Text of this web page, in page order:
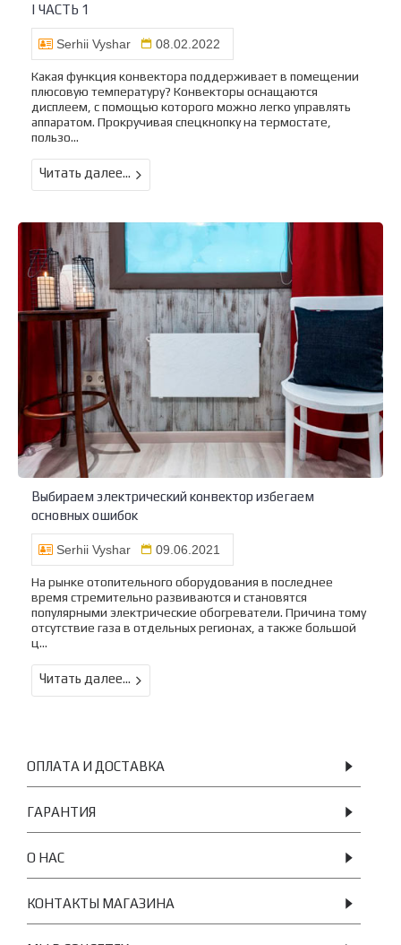
| ЧАСТЬ 1
Serhii Vyshar 08.02.2022
Какая функция конвектора поддерживает в помещении
плюсовую температуру? Конвекторы оснащаются
дисплеем, с помощью которого можно легко управлять
аппаратом. Прокручивая спецкнопку на термостате,
пользо...
Читать далее...
Выбираем электрический конвектор избегаем
основных ошибок
Serhii Vyshar 09.06.2021
На рынке отопительного оборудования в последнее
время стремительно развиваются и становятся
популярными электрические обогреватели. Причина тому
отсутствие газа в отдельных регионах, а также большой
ц...
Читать далее...
ОПЛАТА И ДОСТАВКА
ГАРАНТИЯ
О НАС
КОНТАКТЫ МАГАЗИНА